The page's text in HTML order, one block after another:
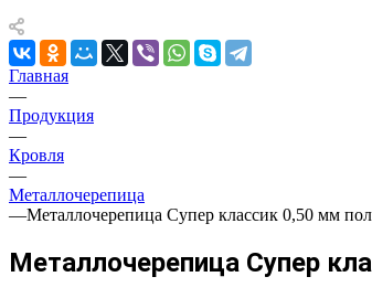
Главная
—
Продукция
—
Кровля
—
Металлочерепица
—Металлочерепица Супер классик 0,50 мм
Металлочерепица Супер